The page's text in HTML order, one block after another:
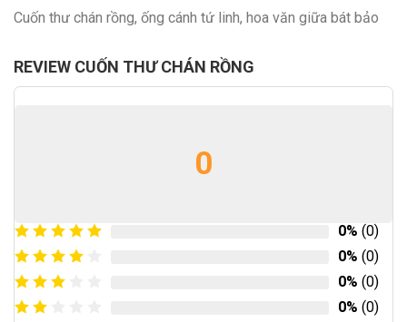
Cuốn thư chán rồng, ống cánh tứ linh, hoa văn giữa bát bảo
REVIEW CUỐN THƯ CHÁN RỒNG
0
0% (0)
0% (0)
0% (0)
0% (0)